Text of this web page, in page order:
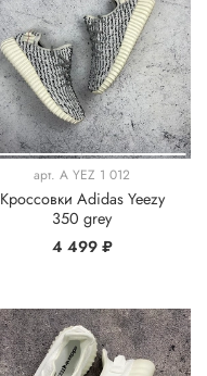
арт. A YEZ 1 012
Кроссовки Adidas Yeezy
350 grey
4 499 ₽